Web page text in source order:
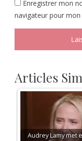
Enregistrer mon
navigateur pour
Articles
Audrey Lamy met